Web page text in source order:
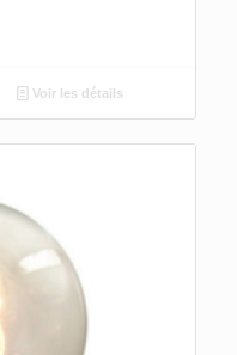
Voir les détails